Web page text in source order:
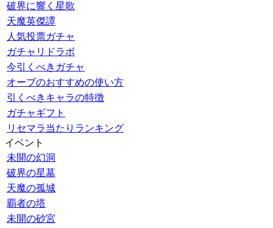
破界に響く星歌
天魔英傑譚
人気投票ガチャ
ガチャリドラボ
今引くべきガチャ
オーブのおすすめの使い方
引くべきキャラの特徴
ガチャギフト
リセマラ当たりランキング
イベント
未開の幻洞
破界の星墓
天魔の孤城
覇者の塔
未開の砂宮